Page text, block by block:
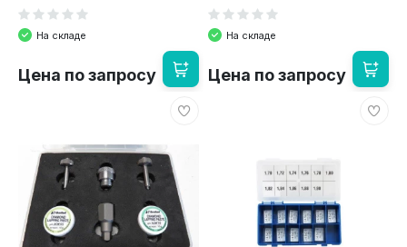
На складе
Цена по запросу
На складе
Цена по запросу